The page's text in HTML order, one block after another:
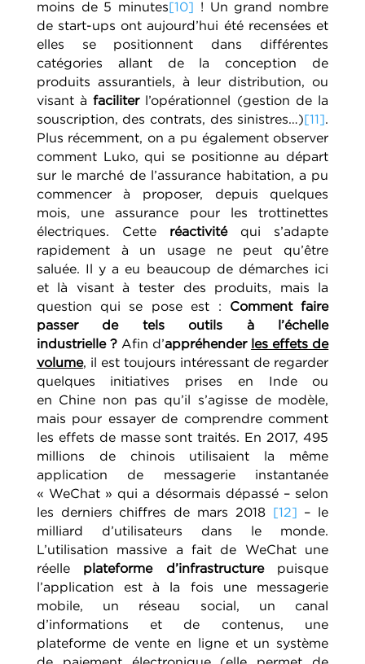
moins de 5 minutes[10] ! Un grand nombre
de start-ups ont aujourd’hui été recensées et
elles se positionnent dans différentes
catégories allant de la conception de
produits assurantiels, à leur distribution, ou
visant àfaciliterl’opérationnel (gestion de la
souscription, des contrats, des sinistres…)[11].
Plus récemment, on a pu également observer
comment Luko, qui se positionne au départ
sur le marché de l’assurance habitation, a pu
commencer à proposer, depuis quelques
mois, une assurance pour les trottinettes
électriques. Cette réactivitéqui s’adapte
rapidement à un usage ne peut qu’être
saluée. Il y a eu beaucoup de démarches ici
et là visant à tester des produits, mais la
question qui se pose est : Comment faire
passer de tels outils à l’échelle
industrielle ?Afin d’appréhender les effets de
volume, il est toujours intéressant de regarder
quelques initiatives prises en Inde ou
en Chine non pas qu’il s’agisse de modèle,
mais pour essayer de comprendre comment
les effets de masse sont traités. En 2017, 495
millions de chinois utilisaient la même
application de messagerie instantanée
« WeChat » qui a désormais dépassé – selon
les derniers chiffres de mars 2018 [12] – le
milliard d’utilisateurs dans le monde.
L’utilisation massive a fait de WeChat une
réelle plateforme d’infrastructurepuisque
l’application est à la fois une messagerie
mobile, un réseau social, un canal
d’informations et de contenus, une
plateforme de vente en ligne et un système